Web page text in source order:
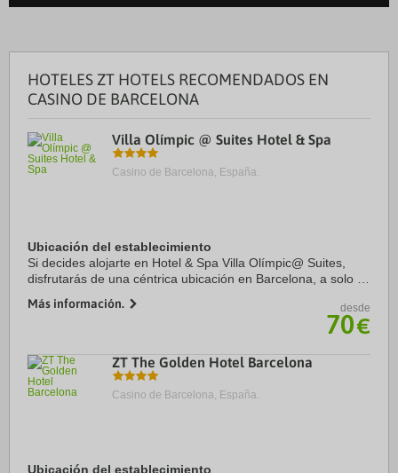
HOTELES ZT HOTELS RECOMENDADOS EN
CASINO DE BARCELONA
Villa Olímpic @ Suites Hotel & Spa
Casino de Barcelona, España.
Ubicación del establecimiento
Si decides alojarte en Hotel & Spa Villa Olímpic@ Suites,
disfrutarás de una céntrica ubicación en Barcelona, a solo 4
Barcelona. Además, este hotel ...
Más información. desde
70€
ZT The Golden Hotel Barcelona
Casino de Barcelona, España.
Ubicación del establecimiento